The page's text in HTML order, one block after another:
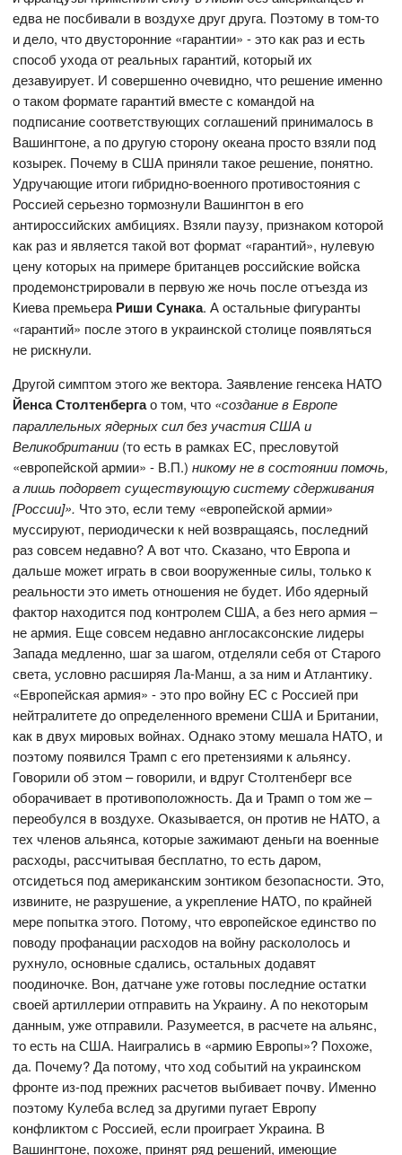
едва не посбивали в воздухе друг друга. Поэтому в том-то
и дело, что двусторонние «гарантии» - это как раз и есть
способ ухода от реальных гарантий, который их
дезавуирует. И совершенно очевидно, что решение именно
о таком формате гарантий вместе с командой на
подписание соответствующих соглашений принималось в
Вашингтоне, а по другую сторону океана просто взяли под
козырек. Почему в США приняли такое решение, понятно.
Удручающие итоги гибридно-военного противостояния с
Россией серьезно тормознули Вашингтон в его
антироссийских амбициях. Взяли паузу, признаком которой
как раз и является такой вот формат «гарантий», нулевую
цену которых на примере британцев российские войска
продемонстрировали в первую же ночь после отъезда из
Киева премьераРиши Сунака. А остальные фигуранты
«гарантий» после этого в украинской столице появляться
не рискнули.
Другой симптом этого же вектора. Заявление генсека НАТО
Йенса Столтенбергао том, что «создание в Европе
параллельных ядерных сил без участия США и
Великобритании (то есть в рамках ЕС, пресловутой
«европейской армии» - В.П.)никому не в состоянии помочь,
а лишь подорвет существующую систему сдерживания
[России]». Что это, если тему «европейской армии»
муссируют, периодически к ней возвращаясь, последний
раз совсем недавно? А вот что. Сказано, что Европа и
дальше может играть в свои вооруженные силы, только к
реальности это иметь отношения не будет. Ибо ядерный
фактор находится под контролем США, а без него армия –
не армия. Еще совсем недавно англосаксонские лидеры
Запада медленно, шаг за шагом, отделяли себя от Старого
света, условно расширяя Ла-Манш, а за ним и Атлантику.
«Европейская армия» - это про войну ЕС с Россией при
нейтралитете до определенного времени США и Британии,
как в двух мировых войнах. Однако этому мешала НАТО, и
поэтому появился Трамп с его претензиями к альянсу.
Говорили об этом – говорили, и вдруг Столтенберг все
оборачивает в противоположность. Да и Трамп о том же –
переобулся в воздухе. Оказывается, он против не НАТО, а
тех членов альянса, которые зажимают деньги на военные
расходы, рассчитывая бесплатно, то есть даром,
отсидеться под американским зонтиком безопасности. Это,
извините, не разрушение, а укрепление НАТО, по крайней
мере попытка этого. Потому, что европейское единство по
поводу профанации расходов на войну раскололось и
рухнуло, основные сдались, остальных додавят
поодиночке. Вон, датчане уже готовы последние остатки
своей артиллерии отправить на Украину. А по некоторым
данным, уже отправили. Разумеется, в расчете на альянс,
то есть на США. Наигрались в «армию Европы»? Похоже,
да. Почему? Да потому, что ход событий на украинском
фронте из-под прежних расчетов выбивает почву. Именно
поэтому Кулеба вслед за другими пугает Европу
конфликтом с Россией, если проиграет Украина. В
Вашингтоне, похоже, принят ряд решений, имеющие